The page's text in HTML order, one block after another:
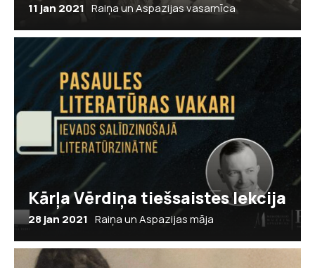
11 jan 2021 Raiņa un Aspazijas vasarnīca
Kārļa Vērdiņa tiešsaistes lekcija
28 jan 2021 Raiņa un Aspazijas māja